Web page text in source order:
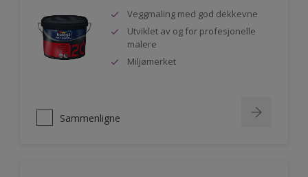
Veggmaling med god dekkevne
Utviklet av og for profesjonelle
malere
Miljømerket
Sammenligne